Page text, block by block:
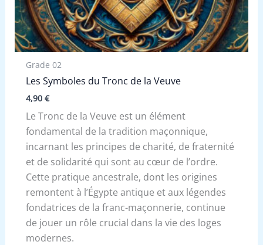
Grade 02
Les Symboles du Tronc de la Veuve
4,90 €
Le Tronc de la Veuve est un élément
fondamental de la tradition maçonnique,
incarnant les principes de charité, de fraternité
et de solidarité qui sont au cœur de l’ordre.
Cette pratique ancestrale, dont les origines
remontent à l’Égypte antique et aux légendes
fondatrices de la franc-maçonnerie, continue
de jouer un rôle crucial dans la vie des loges
modernes.